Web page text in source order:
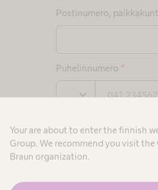
Your are about to enter the finnish
Group. We recommend you visit
Braun organization.
Postinumero,
Puhelinnumero *
expand_more
Sähköposti*